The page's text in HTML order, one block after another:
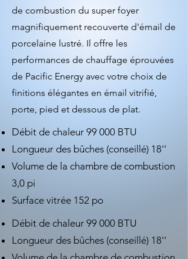
de combustion du super foyer
magnifiquement recouverte d'émail de
porcelaine lustré. Il offre les
performances de chauffage éprouvées
de Pacific Energy avec votre choix de
finitions élégantes en émail vitrifié,
porte, pied et dessous de plat.
Débit de chaleur 99 000 BTU
Longueur des bûches (conseillé) 18''
Volume de la chambre de combustion
3,0 pi
Surface vitrée 152 po
Débit de chaleur 99 000 BTU
Longueur des bûches (conseillé) 18''